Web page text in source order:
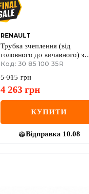
RENAULT
Трубка зчеплення (від
головного до вичавного) з
регулятором Renault Megane
Код: 30 85 100 35R
5 015 грн
4 263 грн
КУПИТИ
Відправка 10.08